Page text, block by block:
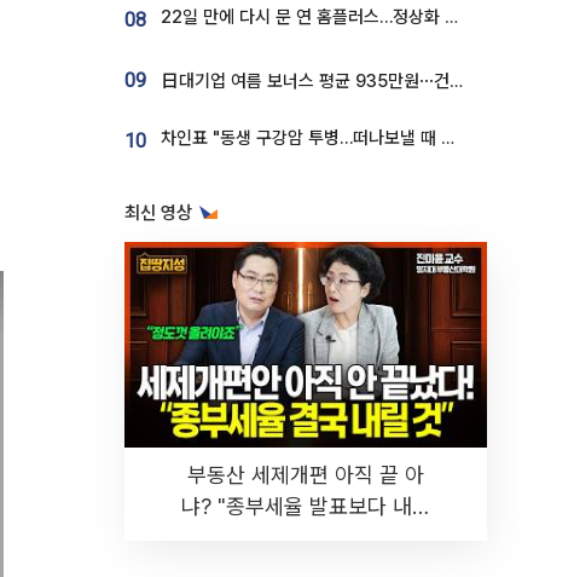
08 22일 만에 다시 문 연 홈플러스…정상화 바쁜데 재고 없어 ‘발동동’[가보니]
09 日대기업 여름 보너스 평균 935만원⋯건설회사 1800만 넘어
10 차인표 "동생 구강암 투병…떠나보낼 때 가장 힘들었다”
최신 영상
부동산 세제개편 아직 끝 아
냐? "종부세율 발표보다 내릴